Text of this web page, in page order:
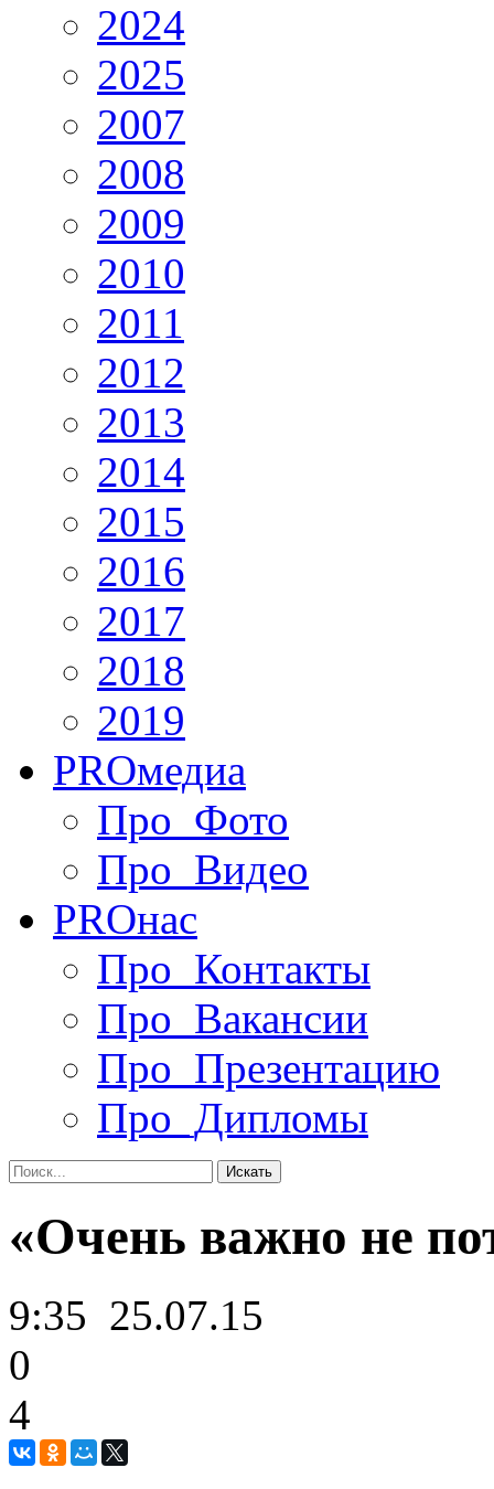
2024
2025
2007
2008
2009
2010
2011
2012
2013
2014
2015
2016
2017
2018
2019
PROмедиа
Про_Фото
Про_Видео
PROнас
Про_Контакты
Про_Вакансии
Про_Презентацию
Про_Дипломы
«Очень важно не
9:35 25.07.15
0
4